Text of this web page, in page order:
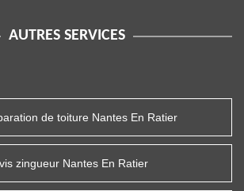
AUTRES SERVICES
de toiture Nantes En Ratier
zingueur Nantes En Ratier